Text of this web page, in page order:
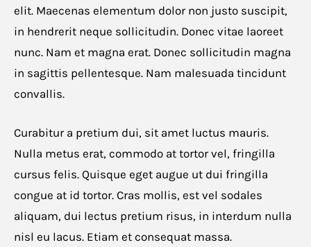
elit. Maecenas elementum dolor non justo suscipit,
in hendrerit neque sollicitudin. Donec vitae laoreet
nunc. Nam et magna erat. Donec sollicitudin magna
in sagittis pellentesque. Nam malesuada tincidunt
convallis.
Curabitur a pretium dui, sit amet luctus mauris.
Nulla metus erat, commodo at tortor vel, fringilla
cursus felis. Quisque eget augue ut dui fringilla
congue at id tortor. Cras mollis, est vel sodales
aliquam, dui lectus pretium risus, in interdum nulla
nisl eu lacus. Etiam et consequat massa.